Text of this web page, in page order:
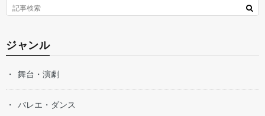
ジャンル
舞台・演劇
バレエ・ダンス